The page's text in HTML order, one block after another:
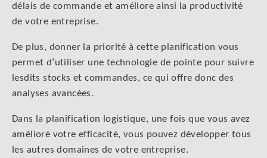
délais de commande et améliore ainsi la productivité
de votre entreprise.
De plus, donner la priorité à cette planification vous
permet d’utiliser une technologie de pointe pour suivre
lesdits stocks et commandes, ce qui offre donc des
analyses avancées.
Dans la planification logistique, une fois que vous avez
amélioré votre efficacité, vous pouvez développer tous
les autres domaines de votre entreprise.